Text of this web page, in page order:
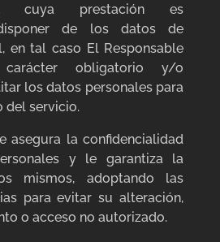
cuya prestación es
de los datos de
en tal caso El Responsable
obligatorio y/o
los datos personales para
del servicio.
asegura la confidencialidad
y le garantiza la
mismos, adoptando las
para evitar su alteración,
o acceso no autorizado.